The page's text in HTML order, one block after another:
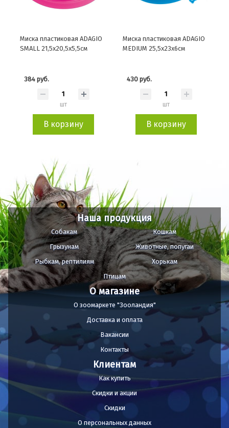
Миска пластиковая ADAGIO
SMALL 21,5x20,5x5,5см
384 руб.
шт
В корзину
Миска пластиковая ADAGIO
MEDIUM 25,5x23x6см
430 руб.
шт
В корзину
Наша продукция
Собакам
Кошкам
Грызунам
Животные, попугаи
Рыбкам, рептилиям
Хорькам
Птицам
О магазине
О зоомаркете "Зооландия"
Доставка и оплата
Вакансии
Контакты
Клиентам
Как купить
Скидки и акции
Скидки
О персональных данных